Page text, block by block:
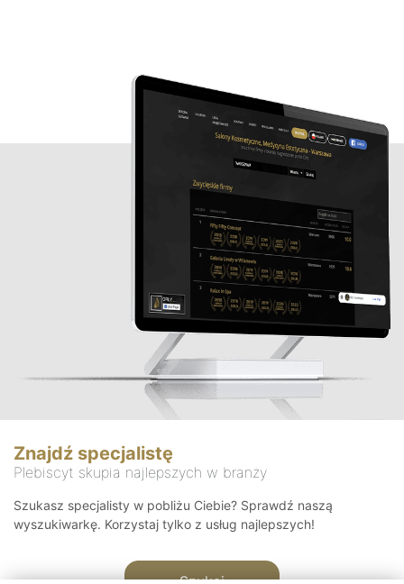
Znajdź specjalistę
Plebiscyt skupia najlepszych w branży
Szukasz specjalisty w pobliżu Ciebie? Sprawdź naszą
wyszukiwarkę. Korzystaj tylko z usług najlepszych!